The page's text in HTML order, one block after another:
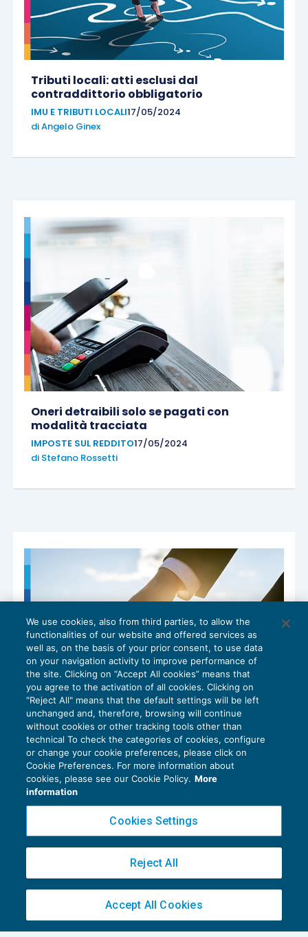
Tributi locali: atti esclusi dal
contraddittorio obbligatorio
IMU E TRIBUTI LOCALI17/05/2024
diAngelo Ginex
Oneri detraibili solo se pagati con
modalità tracciata
IMPOSTE SUL REDDITO17/05/2024
di Stefano Rossetti
Nessuna esenzione per l’immobile della
società semplice agricola adibito ad
abitazione principale del socio
BILANCIO17/05/2024
diLuigi Scappini
Privacy Policy
Cookie Policy
We use cookies, also from third parties, to allow the
functionalities of our website and offered services as
well as, on the basis of your prior consent, to use data
on your navigation activity to improve performance of
the site. Clicking on “Accept All cookies” means that
you agree to the activation of all cookies. Clicking on
"Reject All" means that the default settings will be left
unchanged and, therefore, browsing will continue
without cookies or other tracking tools other than
technical To check the categories of cookies, configure
or change your cookie preferences, please click on
Cookie Preferences. For more information about
cookies, please see our Cookie Policy. More
information
Cookies Settings
Reject All
Accept All Cookies